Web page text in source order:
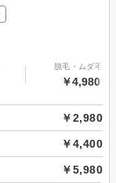
脱毛・ムダ毛処
￥4,980～
￥2,980
￥4,400
￥5,980